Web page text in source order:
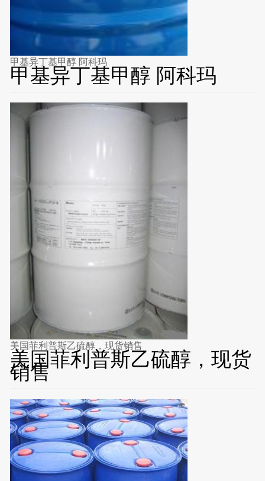
甲基异丁基甲醇 阿科玛
甲基异丁基甲醇 阿科玛
美国菲利普斯乙硫醇，现货销售
美国菲利普斯乙硫醇，现货
销售